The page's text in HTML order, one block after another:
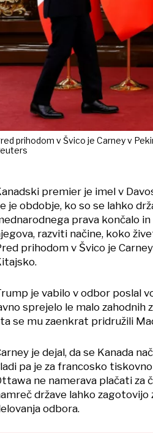
prihodom v Švico je Carney v
premier je imel v
je obdobje, ko so se lahko
prava končalo
razviti načine, koko
prihodom v Švico je
je vabilo v odbor poslal
sprejelo le malo zahodnih
se mu zaenkrat pridružili
je dejal, da se Kanada
pa je za francosko
ne namerava plačati za
države lahko
odbora.